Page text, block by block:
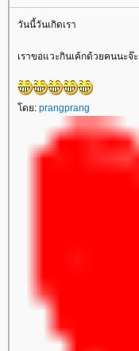
วันนี้วันเกิดเรา
เราขอแวะกินเค้กด้วยคนนะจ๊ะ
โดย: prangprang